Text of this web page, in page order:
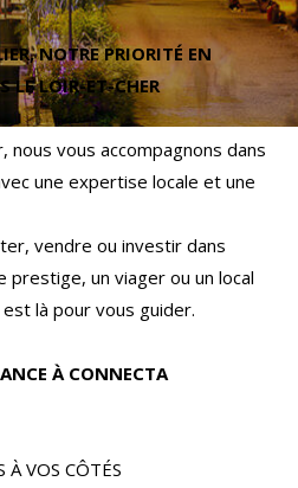
NOTRE PRIORITÉ EN
LE LOIR-ET-CHER
nous vous accompagnons dans
une expertise locale et une
vendre ou investir dans
prestige, un viager ou un local
là pour vous guider.
À CONNECTA
À VOS CÔTÉS
CRITÈRES